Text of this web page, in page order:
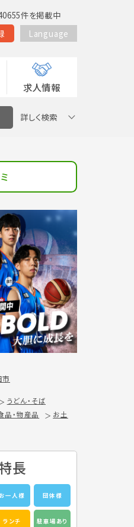
件を掲載中
Language
求人情報
詳しく検索
市
うどん・そば
品・物産品
お土
長
お一人様 団体様
ランチ 駐車場あり